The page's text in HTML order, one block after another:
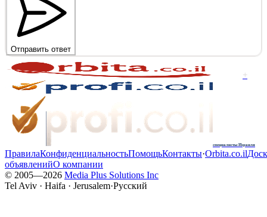
Отправить ответ
+
специалисты Израиля
ПравилаКонфиденциальностьПомощьКонтакты·Orbita.co.il
объявленийО компании
© 2005—2026 Media Plus Solutions Inc
Tel Aviv · Haifa · Jerusalem·Русский